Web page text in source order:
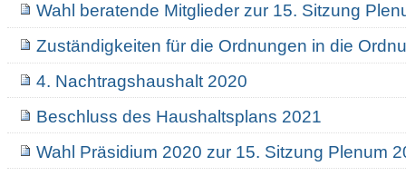
Wahl beratende Mitglieder zur 15. Sitzung
Zuständigkeiten für die Ordnungen in die
4. Nachtragshaushalt 2020
Beschluss des Haushaltsplans 2021
Wahl Präsidium 2020 zur 15. Sitzung Plenum